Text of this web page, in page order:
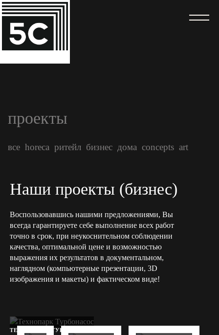
проекты
все horeca ритейл бизнес дома concepts art
Наши проекты (бизнес)
Воспользовавшись нашими предложениями, Вы
всегда гарантируете себе выполнение всех работ
точно в срок, при неукоснительном соблюдении
качества, оптимальной цене и возможностью
выражения их результатов в документальном,
наглядном (компьютерные презентации, 3D
изображения и макеты) и фактическом виде!
ТЕХНОПАРК ТУРБОНАСОС ПЛЮС